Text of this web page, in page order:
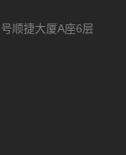
顺捷大厦A座6层